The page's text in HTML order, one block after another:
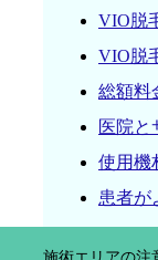
VIO脱
VIO脱
総額料
医院と
使用機
患者が